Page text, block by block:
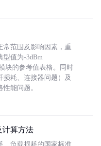
常范围及影响因素，重
型值为-3dBm
块的参考值表格。同时
耗、连接器问题）及
能问题。
计算方法
、负载损耗的国家标准